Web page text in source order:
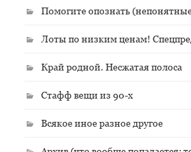
Помогите опознать
Лоты по низким ценам!
Край родной. Несжатая полоса
Стафф вещи из 90-х
Всякое иное разное другое